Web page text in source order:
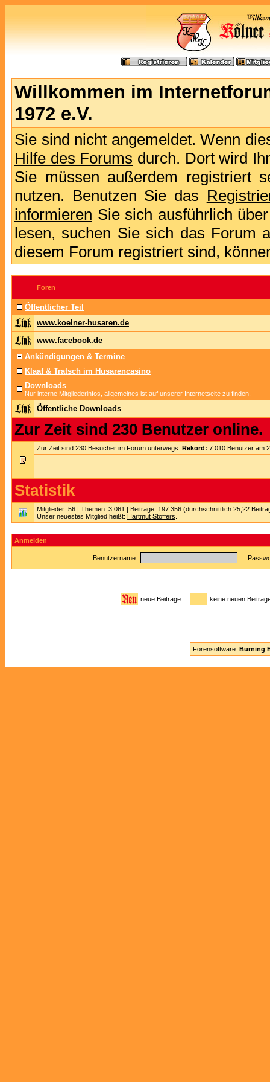
Willkommen im
1972 e.V.
Sie sind nicht angemeldet. Wenn
Hilfe des Forums durch. Dort wird
Sie müssen außerdem registriert
nutzen. Benutzen Sie das
informieren Sie sich ausführlich
lesen, suchen Sie sich das Forum
diesem Forum registriert sind,
Foren
Öffentlicher Teil
www.koelner-husaren.de
www.facebook.de
Ankündigungen & Termine
Klaaf & Tratsch im Husarencasino
Downloads
Nur interne Mitgliederinfos, allgemeines ist auf unserer Internetseite zu finden.
Öffentliche Downloads
Zur Zeit sind 230 Benutzer online.
Zur Zeit sind 230 Besucher im Forum unterwegs. Rekord: 7.010 Benutzer am
Statistik
Mitglieder: 56 | Themen: 3.061 | Beiträge: 197.356 (durchschnittlich 25,22
Unser neuestes Mitglied heißt: Hartmut Stoffers
Anmelden
Benutzername:
neue Beiträge keine neuen
Forensoftware: Burning